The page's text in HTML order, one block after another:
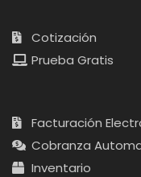
Cotización
Prueba Gratis
Facturación
Cobranza
Inventario